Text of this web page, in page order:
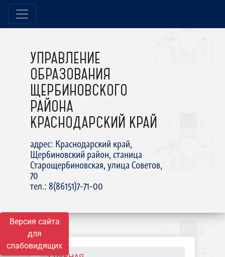
Версия сайта
для
слабовидящих
УПРАВЛЕНИЕ
ОБРАЗОВАНИЯ
ЩЕРБИНОВСКОГО
РАЙОНА
КРАСНОДАРСКИЙ КРАЙ
адрес: Краснодарский край,
Щербиновский район, станица
Старощербиновская, улица Советов,
70
тел.: 8(86151)7-71-00